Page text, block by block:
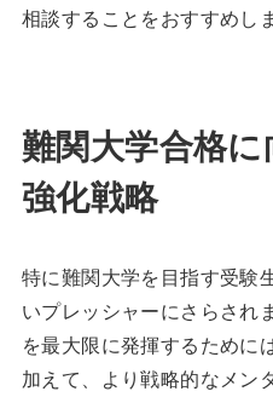
相談することをおすすめし
難関大学合格
強化戦略
特に難関大学を目指す受験
いプレッシャーにさらされ
を最大限に発揮するために
加えて、より戦略的なメン